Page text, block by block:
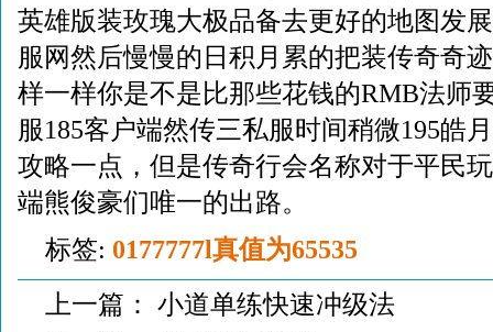
英雄版装玫瑰大极品备去更好的地图发
服网然后慢慢的日积月累的把装传奇奇
样一样你是不是比那些花钱的RMB法师
服185客户端然传三私服时间稍微195皓
攻略一点，但是传奇行会名称对于平民
端熊俊豪们唯一的出路。
标签: 0177777l真值为65535
上一篇： 小道单练快速冲级法